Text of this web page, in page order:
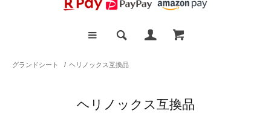
グランドシート / ヘリノックス互換品
ヘリノックス互換品